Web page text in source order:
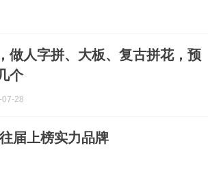
做人字拼、大板、复古拼花，预
个
07-28
届上榜实力品牌